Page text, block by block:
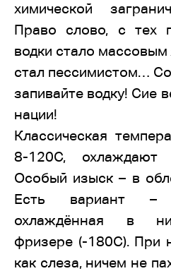
химической
Право слово, с тех
водки стало
стал пессимистом…
запивайте водку! Сие
нации!
Классическая
8-120С, охлаждают
Особый изыск – в
Есть вариант –
охлаждённая в
фризере (-180С). При
как слеза, ничем не